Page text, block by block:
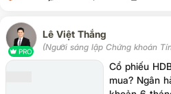
kinh tế 10%/năm cũng như nâng
câu hỏi mà nhiều A/C/E khách
PRO
Lê Việt Thắng
(Người sáng lập Chứng khoán
Cổ phiếu
mua? Ngân